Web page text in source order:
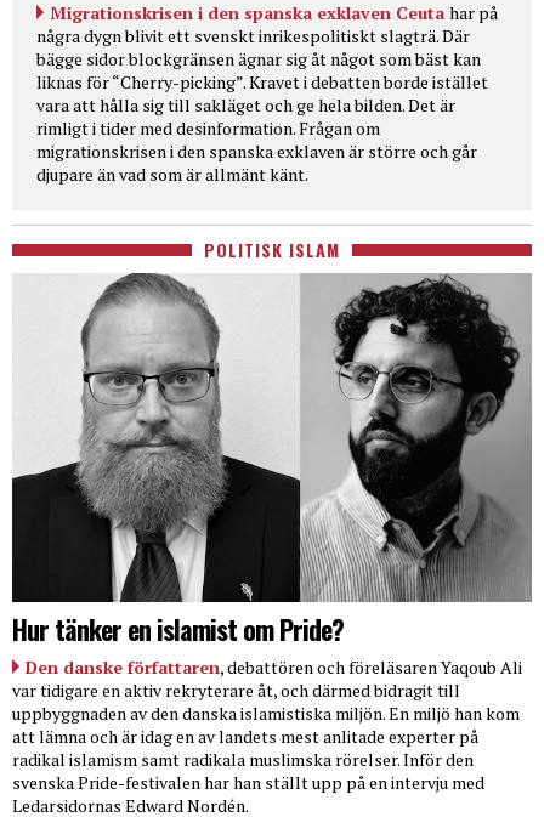
Migrationskrisen i den spanska exklaven Ceuta har på
några dygn blivit ett svenskt inrikespolitiskt slagträ. Där
bägge sidor blockgränsen ägnar sig åt något som bäst kan
liknas för “Cherry-picking”. Kravet i debatten borde istället
vara att hålla sig till sakläget och ge hela bilden. Det är
rimligt i tider med desinformation. Frågan om
migrationskrisen i den spanska exklaven är större och går
djupare än vad som är allmänt känt.
POLITISK ISLAM
Hur tänker en islamist om Pride?
Den danske författaren, debattören och föreläsaren Yaqoub Ali
var tidigare en aktiv rekryterare åt, och därmed bidragit till
uppbyggnaden av den danska islamistiska miljön. En miljö han kom
att lämna och är idag en av landets mest anlitade experter på
radikal islamism samt radikala muslimska rörelser. Inför den
svenska Pride-festivalen har han ställt upp på en intervju med
Ledarsidornas Edward Nordén.